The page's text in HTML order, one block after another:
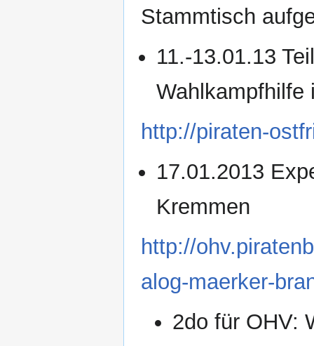
Stammtisch
11.-13.01.13
Wahlkampfhilfe
http://piraten-
17.01.2013
Kremmen
http://
alog-maerker-
2do für OHV: